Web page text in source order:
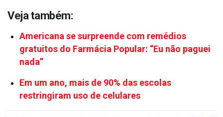
Veja também:
Americana se surpreende com remédios
gratuitos do Farmácia Popular: “Eu não paguei
nada”
Em um ano, mais de 90% das escolas
restringiram uso de celulares